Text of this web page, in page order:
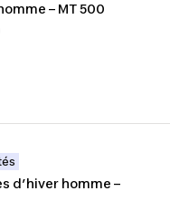
– MT 500
d’hiver homme –